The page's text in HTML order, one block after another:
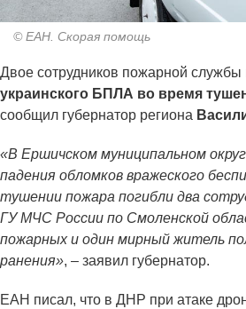
© ЕАН. Скорая помощь
Двое сотрудников пожарной службы
украинского БПЛА во время
сообщил губернатор региона
«В Ершичском муниципальном
падения обломков вражеского
тушении пожара погибли два
ГУ МЧС России по Смоленской
пожарных и один мирный житель
ранения», – заявил губернатор.
ЕАН писал, что в ДНР при атаке